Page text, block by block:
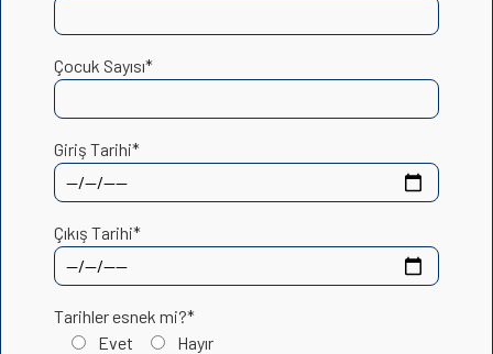
Çocuk Sayısı*
Giriş Tarihi*
Çıkış Tarihi*
Tarihler esnek mi?*
Evet
Hayır